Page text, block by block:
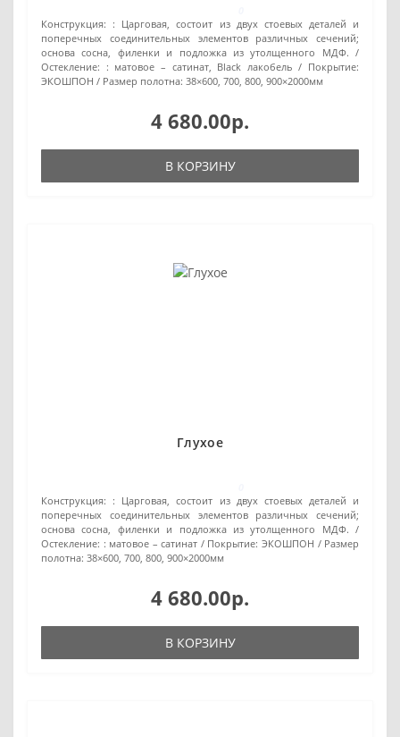
Конструкция: : Царговая, состоит из двух стоевых деталей и
поперечных соединительных элементов различных сечений;
основа сосна, филенки и подложка из утолщенного МДФ.
Остекление: : матовое – сатинат, Black лакобель
Покрытие:
ЭКОШПОН
Размер полотна: 38×600, 700, 800, 900×2000мм
4 680.00р.
В КОРЗИНУ
Глухое
Конструкция: : Царговая, состоит из двух стоевых деталей и
поперечных соединительных элементов различных сечений;
основа сосна, филенки и подложка из утолщенного МДФ.
Остекление: : матовое – сатинат Покрытие: ЭКОШПОН
Размер
полотна: 38×600, 700, 800, 900×2000мм
4 680.00р.
В КОРЗИНУ